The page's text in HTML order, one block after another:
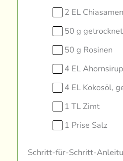
2 EL Chiasamen
50 g
50 g Rosinen
4 EL Ahornsirup
4 EL Kokosöl,
1 TL Zimt
1 Prise Salz
Schritt-für-Schritt-